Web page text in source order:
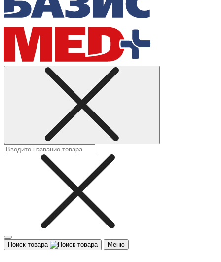
Поиск товара Меню